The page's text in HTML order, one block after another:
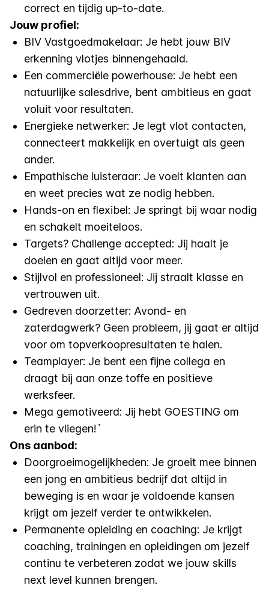
correct en tijdig up-to-date.
Jouw profiel:
BIV Vastgoedmakelaar: Je hebt jouw BIV
erkenning vlotjes binnengehaald.
Een commerciële powerhouse: Je hebt een
natuurlijke salesdrive, bent ambitieus en gaat
voluit voor resultaten.
Energieke netwerker: Je legt vlot contacten,
connecteert makkelijk en overtuigt als geen
ander.
Empathische luisteraar: Je voelt klanten aan
en weet precies wat ze nodig hebben.
Hands-on en flexibel: Je springt bij waar nodig
en schakelt moeiteloos.
Targets? Challenge accepted: Jij haalt je
doelen en gaat altijd voor meer.
Stijlvol en professioneel: Jij straalt klasse en
vertrouwen uit.
Gedreven doorzetter: Avond- en
zaterdagwerk? Geen probleem, jij gaat er altijd
voor om topverkoopresultaten te halen.
Teamplayer: Je bent een fijne collega en
draagt bij aan onze toffe en positieve
werksfeer.
Mega gemotiveerd: Jij hebt GOESTING om
erin te vliegen!`
Ons aanbod:
Doorgroeimogelijkheden: Je groeit mee binnen
een jong en ambitieus bedrijf dat altijd in
beweging is en waar je voldoende kansen
krijgt om jezelf verder te ontwikkelen.
Permanente opleiding en coaching: Je krijgt
coaching, trainingen en opleidingen om jezelf
continu te verbeteren zodat we jouw skills
next level kunnen brengen.